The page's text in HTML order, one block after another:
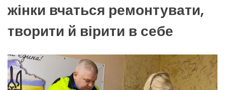
жінки вчаться ремонтувати,
творити й вірити в себе